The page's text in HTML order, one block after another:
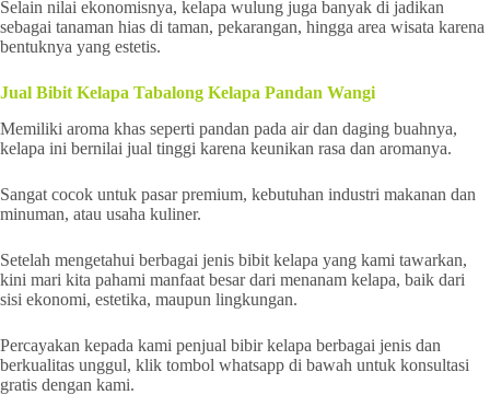
Selain nilai ekonomisnya, kelapa wulung juga banyak di jadikan
sebagai tanaman hias di taman, pekarangan, hingga area wisata karena
bentuknya yang estetis.
Jual Bibit Kelapa Tabalong Kelapa Pandan Wangi
Memiliki aroma khas seperti pandan pada air dan daging buahnya,
kelapa ini bernilai jual tinggi karena keunikan rasa dan aromanya.
Sangat cocok untuk pasar premium, kebutuhan industri makanan dan
minuman, atau usaha kuliner.
Setelah mengetahui berbagai jenis bibit kelapa yang kami tawarkan,
kini mari kita pahami manfaat besar dari menanam kelapa, baik dari
sisi ekonomi, estetika, maupun lingkungan.
Percayakan kepada kami penjual bibir kelapa berbagai jenis dan
berkualitas unggul, klik tombol whatsapp di bawah untuk konsultasi
gratis dengan kami.